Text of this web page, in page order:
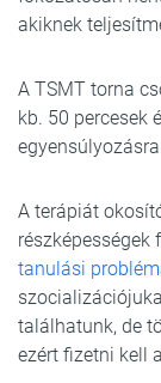
akiknek
A TSMT torna
kb. 50 percesek
A terápiát
részképességek
tanulási
találhatunk, de
ezért fizetni kell